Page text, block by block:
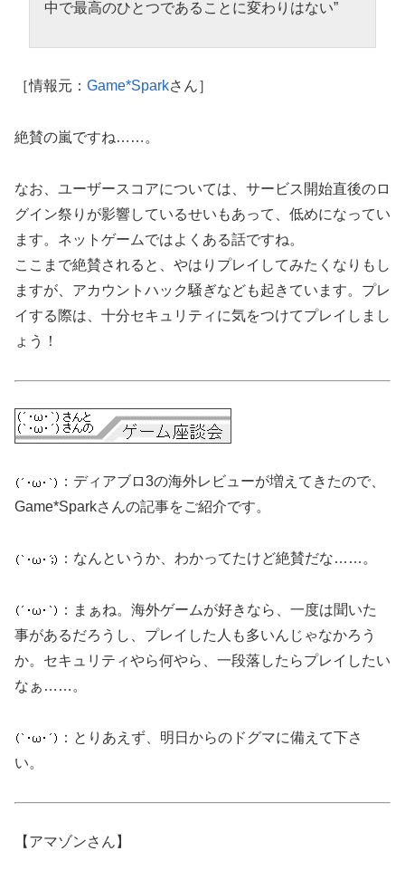
中で最高のひとつであることに変わりはない”
［情報元： Game*Sparkさん］
絶賛の嵐ですね……。
なお、ユーザースコアについては、サービス開始直後のロ
グイン祭りが影響しているせいもあって、低めになってい
ます。ネットゲームではよくある話ですね。
ここまで絶賛されると、やはりプレイしてみたくなりもし
ますが、アカウントハック騒ぎなども起きています。プレ
イする際は、十分セキュリティに気をつけてプレイしまし
ょう！
：ディアブロ3の海外レビューが増えてきたので、
Game*Sparkさんの記事をご紹介です。
：なんというか、わかってたけど絶賛だな……。
：まぁね。海外ゲームが好きなら、一度は聞いた
事があるだろうし、プレイした人も多いんじゃなかろう
か。セキュリティやら何やら、一段落したらプレイしたい
なぁ……。
：とりあえず、明日からのドグマに備えて下さ
い。
【アマゾンさん】